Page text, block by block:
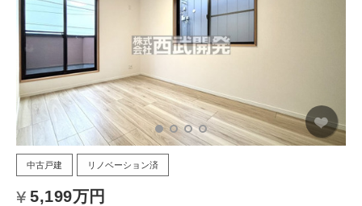
中古戸建 リノベーション済
5,199万円